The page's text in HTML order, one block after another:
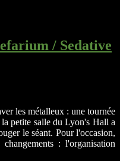
/ Sedative
les métalleux : une tournée
petite salle du Lyon's Hall a
le séant. Pour l'occasion,
: l'organisation